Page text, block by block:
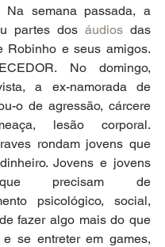
Na semana passada, a
partes dos áudios das
Robinho e seus amigos.
No domingo,
a ex-namorada de
o de agressão, cárcere
lesão corporal.
rondam jovens que
Jovens e jovens
precisam de
psicológico, social,
fazer algo mais do que
e se entreter em games,